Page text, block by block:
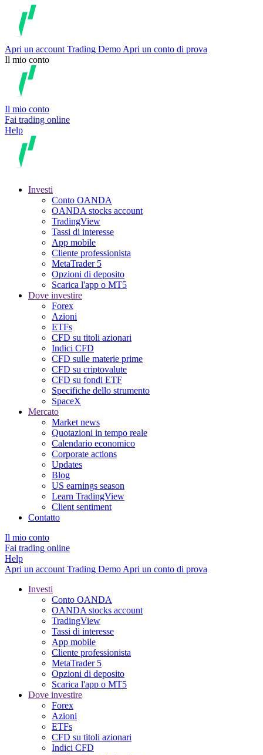
Apri un account Trading Demo Apri un conto di prova
Il mio conto
Il mio conto
Fai trading online
Help
Investi
Conto OANDA
OANDA stocks account
TradingView
Tassi di interesse
App mobile
Cliente professionista
MetaTrader 5
Opzioni di deposito
Scarica l'app o MT5
Dove investire
Forex
Azioni
ETFs
CFD su titoli azionari
Indici CFD
CFD sulle materie prime
CFD su criptovalute
CFD su fondi ETF
Specifiche dello strumento
SpaceX
Mercato
Market news
Quotazioni in tempo reale
Calendario economico
Corporate actions
Updates
Blog
US earnings season
Learn TradingView
Client sentiment
Contatto
Il mio conto
Fai trading online
Help
Apri un account Trading Demo Apri un conto di prova
Investi
Conto OANDA
OANDA stocks account
TradingView
Tassi di interesse
App mobile
Cliente professionista
MetaTrader 5
Opzioni di deposito
Scarica l'app o MT5
Dove investire
Forex
Azioni
ETFs
CFD su titoli azionari
Indici CFD